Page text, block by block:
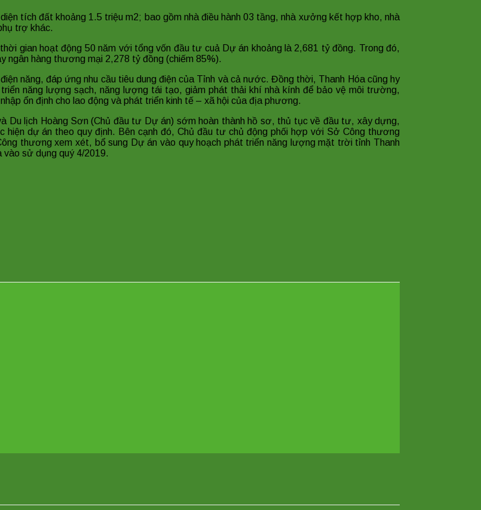
tích đất khoảng 1.5 triệu m2; bao gồm nhà điều hành 03 tầng, nhà xưởng kết hợp kho, nhà
trợ khác.
gian hoạt động 50 năm với tổng vốn đầu tư cuả Dự án khoảng là 2,681 tỷ đồng. Trong đó,
ngân hàng thương mại 2,278 tỷ đồng (chiếm 85%).
năng, đáp ứng nhu cầu tiêu dung điện của Tỉnh và cả nước. Đồng thời, Thanh Hóa cũng hy
năng lượng sạch, năng lượng tái tạo, giảm phát thải khí nhà kính để bảo vệ môi trường,
ổn định cho lao động và phát triển kinh tế – xã hội của địa phương.
lịch Hoàng Sơn (Chủ đầu tư Dự án) sớm hoàn thành hồ sơ, thủ tục về đầu tư, xây dựng,
dự án theo quy định. Bên cạnh đó, Chủ đầu tư chủ động phối hợp với Sở Công thương
thương xem xét, bổ sung Dự án vào quy hoạch phát triển năng lượng mặt trời tỉnh Thanh
sử dụng quý 4/2019.